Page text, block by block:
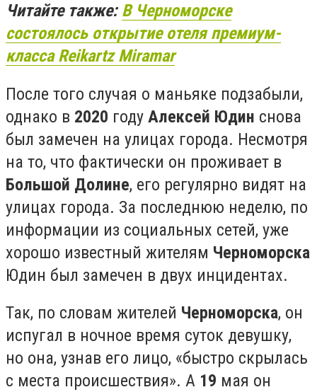
Читайте также:В Черноморске
состоялось открытие отеля премиум-
класса Reikartz Miramar
После того случая о маньяке подзабыли,
однако в 2020 году Алексей Юдин снова
был замечен на улицах города. Несмотря
на то, что фактически он проживает в
Большой Долине, его регулярно видят на
улицах города. За последнюю неделю, по
информации из социальных сетей, уже
хорошо известный жителям Черноморска
Юдин был замечен в двух инцидентах.
Так, по словам жителей Черноморска, он
испугал в ночное время суток девушку,
но она, узнав его лицо, «быстро скрылась
с места происшествия». А 19 мая он